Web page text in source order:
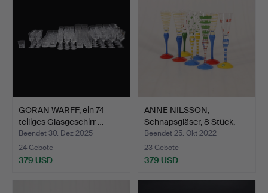
GÖRAN WÄRFF, ein 74-
teiliges Glasgeschirr …
Beendet 30. Dez 2025
24 Gebote
379 USD
ANNE NILSSON,
Schnapsgläser, 8 Stück,
"Clo…
Beendet 25. Okt 2022
23 Gebote
379 USD